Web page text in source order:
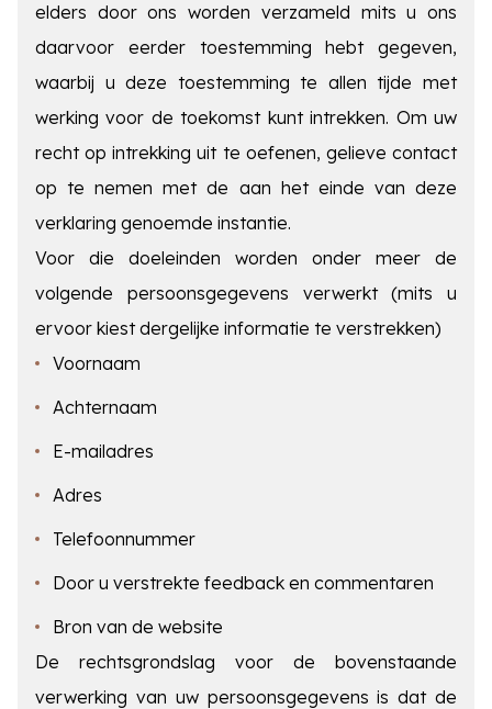
elders door ons worden verzameld mits u ons
daarvoor eerder toestemming hebt gegeven,
waarbij u deze toestemming te allen tijde met
werking voor de toekomst kunt intrekken. Om uw
recht op intrekking uit te oefenen, gelieve contact
op te nemen met de aan het einde van deze
verklaring genoemde instantie.
Voor die doeleinden worden onder meer de
volgende persoonsgegevens verwerkt (mits u
ervoor kiest dergelijke informatie te verstrekken)
Voornaam
Achternaam
E-mailadres
Adres
Telefoonnummer
Door u verstrekte feedback en commentaren
Bron van de website
De rechtsgrondslag voor de bovenstaande
verwerking van uw persoonsgegevens is dat de